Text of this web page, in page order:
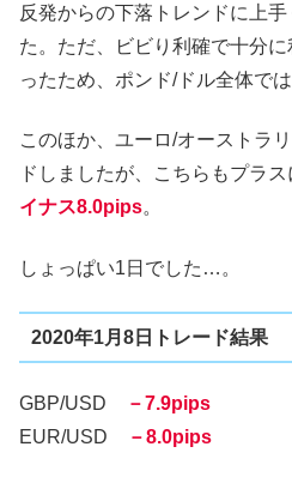
反発からの下落トレンドに上
た。ただ、ビビり利確で十分
ったため、ポンド/ドル全体では
このほか、ユーロ/オーストラ
ドしましたが、こちらもプラ
イナス8.0pips。
しょっぱい1日でした…。
2020年1月8日トレード結果
GBP/USD
－7.9pips
EUR/USD
－8.0pips